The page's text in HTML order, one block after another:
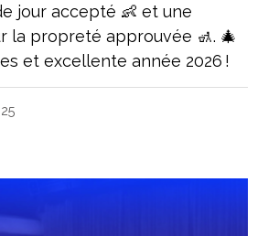
jour accepté 👶 et une
la propreté approuvée 🚮. 🎄
et excellente année 2026 !